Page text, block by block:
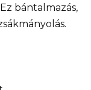
bántalmazás,